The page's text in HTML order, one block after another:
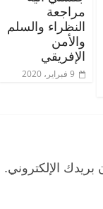
مراجعة
النظراء والسلم
والأمن
الإفريقي
9 فبراير، 2020
الإلكتروني.